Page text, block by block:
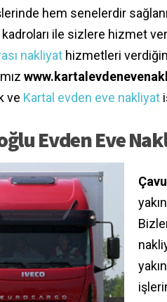
hem senelerdir
kadroları ile sizlere hizmet
nakliyathizmetleri
ve Kartal evden eve nakliyat
Evden Eve